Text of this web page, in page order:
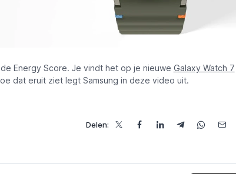
Energy Score. Je vindt het op je nieuwe Galaxy Watch 7
dat eruit ziet legt Samsung in deze video uit.
Delen: